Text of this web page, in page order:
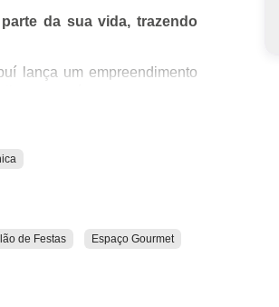
da sua vida, trazendo
lança um empreendimento
varanda e espaços
de Festas
Espaço Gourmet